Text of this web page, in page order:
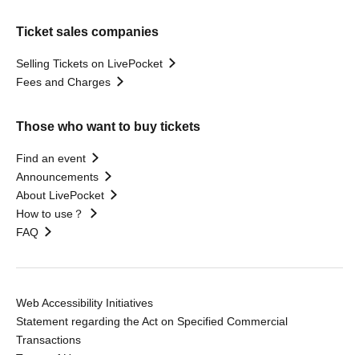
Ticket sales companies
Selling Tickets on LivePocket
Fees and Charges
Those who want to buy tickets
Find an event
Announcements
About LivePocket
How to use？
FAQ
Web Accessibility Initiatives
Statement regarding the Act on Specified Commercial
Transactions